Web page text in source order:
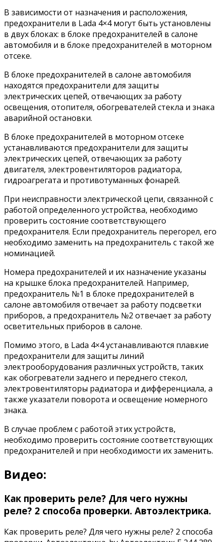
В зависимости от назначения и расположения,
предохранители в Lada 4×4 могут быть установлены
в двух блоках: в блоке предохранителей в салоне
автомобиля и в блоке предохранителей в моторном
отсеке.
В блоке предохранителей в салоне автомобиля
находятся предохранители для защиты
электрических цепей, отвечающих за работу
освещения, отопителя, обогревателей стекла и знака
аварийной остановки.
В блоке предохранителей в моторном отсеке
устанавливаются предохранители для защиты
электрических цепей, отвечающих за работу
двигателя, электровентиляторов радиатора,
гидроагрегата и противотуманных фонарей.
При неисправности электрической цепи, связанной с
работой определенного устройства, необходимо
проверить состояние соответствующего
предохранителя. Если предохранитель перегорел, его
необходимо заменить на предохранитель с такой же
номинацией.
Номера предохранителей и их назначение указаны
на крышке блока предохранителей. Например,
предохранитель №1 в блоке предохранителей в
салоне автомобиля отвечает за работу подсветки
приборов, а предохранитель №2 отвечает за работу
осветительных приборов в салоне.
Помимо этого, в Lada 4×4 устанавливаются плавкие
предохранители для защиты линий
электрооборудования различных устройств, таких
как обогреватели заднего и переднего стекол,
электровентиляторы радиатора и дифференциала, а
также указатели поворота и освещение номерного
знака.
В случае проблем с работой этих устройств,
необходимо проверить состояние соответствующих
предохранителей и при необходимости их заменить.
Видео:
Как проверить реле? Для чего нужны
реле? 2 способа проверки. Автоэлектрика.
Как проверить реле? Для чего нужны реле? 2 способа